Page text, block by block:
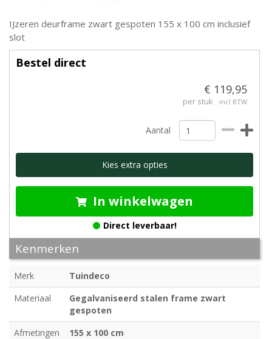
IJzeren deurframe zwart gespoten 155 x 100 cm inclusief
slot
Bestel direct
€ 119,95
per stuk incl BTW
Aantal
Kies extra opties
In winkelwagen
Direct leverbaar!
Kenmerken
Merk
Tuindeco
Materiaal
Gegalvaniseerd stalen frame zwart
gespoten
Afmetingen
155 x 100 cm